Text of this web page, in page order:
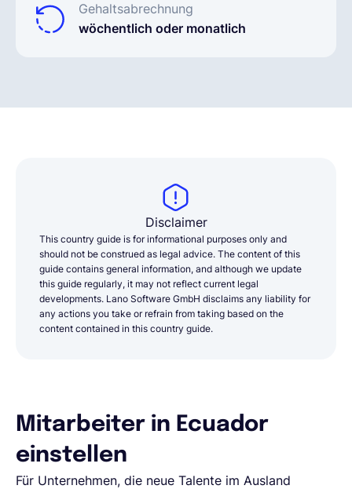
Gehaltsabrechnung
wöchentlich oder monatlich
Disclaimer
This country guide is for informational purposes only and
should not be construed as legal advice. The content of this
guide contains general information, and although we update
this guide regularly, it may not reflect current legal
developments. Lano Software GmbH disclaims any liability for
any actions you take or refrain from taking based on the
content contained in this country guide.
Mitarbeiter in Ecuador
einstellen
Für Unternehmen, die neue Talente im Ausland